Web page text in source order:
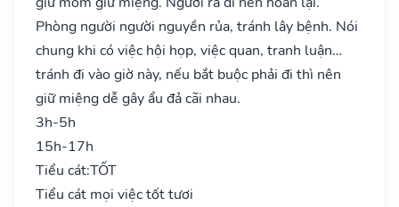
Phòng người người nguyền rủa, tránh lây bệnh. Nói
chung khi có việc hội họp, việc quan, tranh luận…
tránh đi vào giờ này, nếu bắt buộc phải đi thì nên
giữ miệng dễ gây ẩu đả cãi nhau.
3h-5h
15h-17h
Tiểu cát:TỐT
Tiểu cát mọi việc tốt tươi